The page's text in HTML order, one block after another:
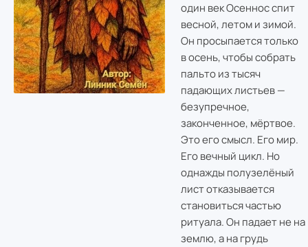
один век Осеннос спит
весной, летом и зимой.
Он просыпается только
в осень, чтобы собрать
пальто из тысяч
падающих листьев —
безупречное,
законченное, мёртвое.
Это его смысл. Его мир.
Его вечный цикл. Но
однажды полузелёный
лист отказывается
становиться частью
ритуала. Он падает не на
землю, а на грудь